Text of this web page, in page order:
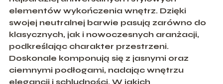
elementów wykończenia wnętrz. Dzięki
swojej neutralnej barwie pasują zarówno do
klasycznych, jak i nowoczesnych aranżacji,
podkreślając charakter przestrzeni.
Doskonale komponują się z jasnymi oraz
ciemnymi podłogami, nadając wnętrzu
elegancji i schludności. W jakich